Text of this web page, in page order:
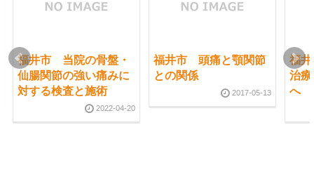
福井市 当院の骨盤・
仙腸関節の強い痛みに
対する検査と施術
2022-04-20
福井市 頭痛と顎関節
との関係
2017-05-13
福
治
へ